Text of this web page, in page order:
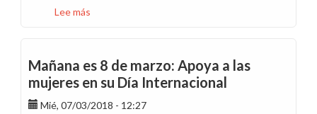
Lee más
éxito
del
Día
Mañana es 8 de marzo: Apoya a las
mujeres en su Día Internacional
Mié, 07/03/2018 - 12:27